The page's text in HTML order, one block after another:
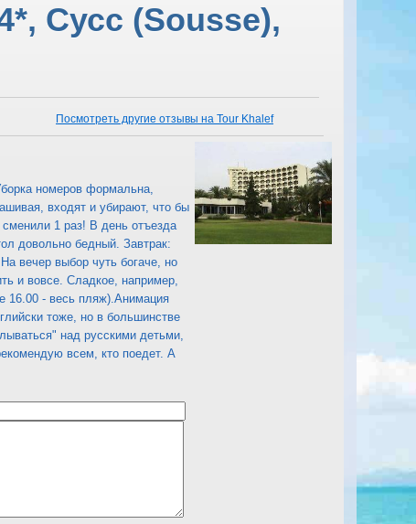
Сусс (Sousse),
Посмотреть другие отзывы на Tour Khalef
номеров формальна,
входят и убирают, что бы
1 раз! В день отъезда
довольно бедный. Завтрак:
вечер выбор чуть богаче, но
и вовсе. Сладкое, например,
16.00 - весь пляж).Анимация
тоже, но в большинстве
над русскими детьми,
всем, кто поедет. А